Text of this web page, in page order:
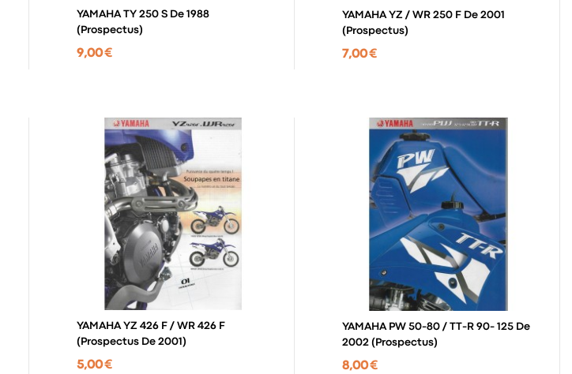
YAMAHA TY 250 S De 1988
(Prospectus)
9,00 €
YAMAHA YZ / WR 250 F De 2001
(prospectus)
7,00 €
YAMAHA YZ 426 F / WR 426 F
(prospectus De 2001)
5,00 €
YAMAHA PW 50-80 / TT-R 90- 125 De
2002 (prospectus)
8,00 €